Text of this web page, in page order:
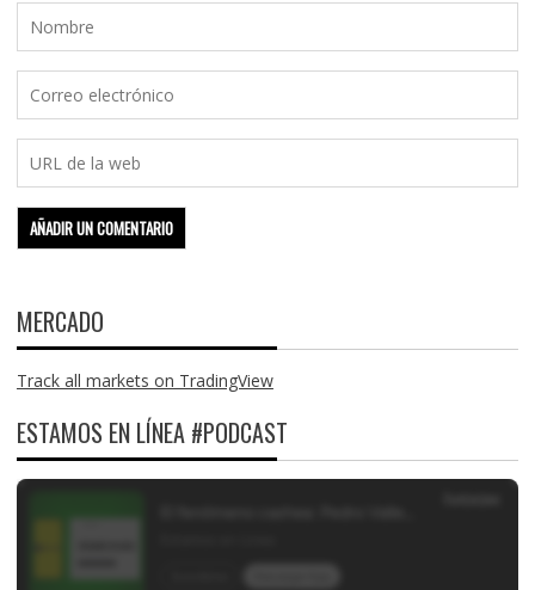
MERCADO
Track all markets on TradingView
ESTAMOS EN LÍNEA #PODCAST